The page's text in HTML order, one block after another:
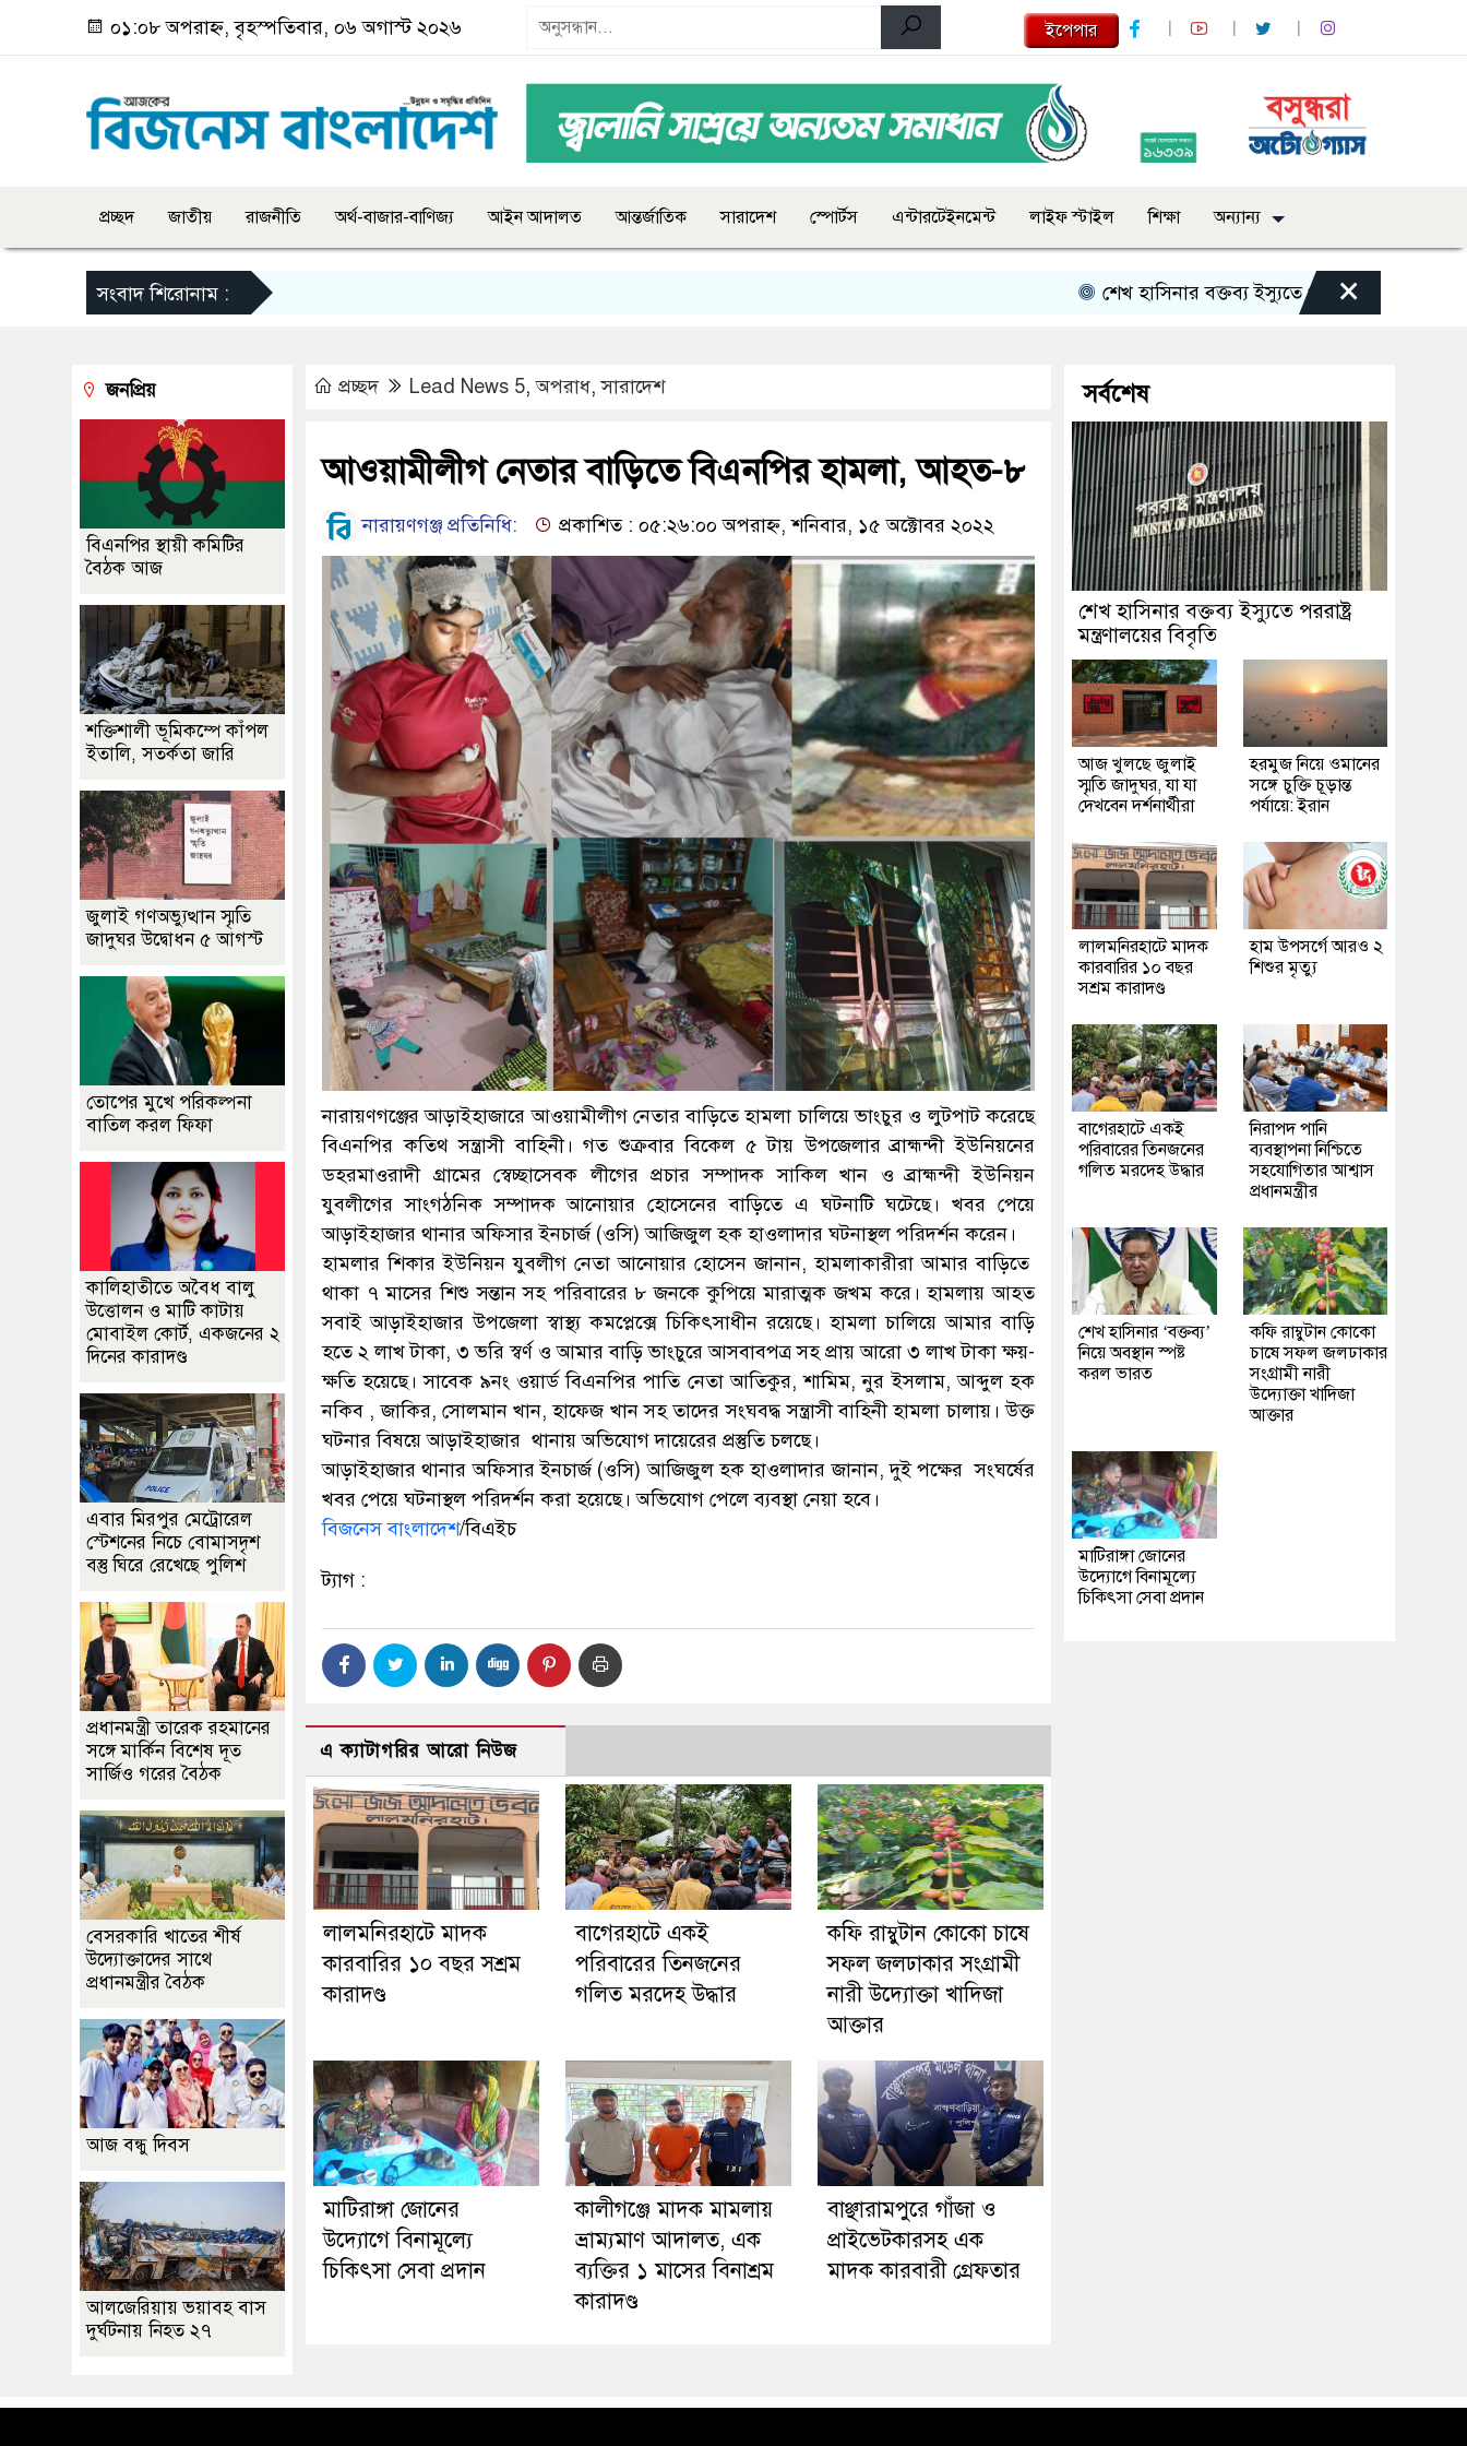
০১:০৮ অপরাহ্ন, বৃহস্পতিবার, ০৬ অগাস্ট ২০২৬ ইপেপার
প্রচ্ছদ জাতীয় রাজনীতি অর্থ-বাজার-বাণিজ্য আইন আদালত আন্তর্জাতিক সারাদেশ স্পোর্টস এন্টারটেইনমেন্ট লাইফ স্টাইল শিক্ষা অন্যান্য
সংবাদ শিরোনাম : শেখ হাসিনার বক্তব্য ইস্যুতে পররাষ্ট্র মন্ত্রণালয়ের বিবৃতি
×
প্রচ্ছদ Lead News 5,অপরাধ,সারাদেশ
আওয়ামীলীগ নেতার বাড়িতে বিএনপির হামলা, আহত-৮
নারায়ণগঞ্জ প্রতিনিধি: প্রকাশিত : ০৫:২৬:০০ অপরাহ্ন, শনিবার, ১৫ অক্টোবর ২০২২
নারায়ণগঞ্জের আড়াইহাজারে আওয়ামীলীগ নেতার বাড়িতে হামলা চালিয়ে ভাংচুর ও লুটপাট করেছে
বিএনপির কতিথ সন্ত্রাসী বাহিনী। গত শুক্রবার বিকেল ৫ টায় উপজেলার ব্রাহ্মন্দী ইউনিয়নের
ডহরমাওরাদী গ্রামের স্বেচ্ছাসেবক লীগের প্রচার সম্পাদক সাকিল খান ও ব্রাহ্মন্দী ইউনিয়ন
যুবলীগের সাংগঠনিক সম্পাদক আনোয়ার হোসেনের বাড়িতে এ ঘটনাটি ঘটেছে। খবর পেয়ে
আড়াইহাজার থানার অফিসার ইনচার্জ (ওসি) আজিজুল হক হাওলাদার ঘটনাস্থল পরিদর্শন করেন।
হামলার শিকার ইউনিয়ন যুবলীগ নেতা আনোয়ার হোসেন জানান, হামলাকারীরা আমার বাড়িতে
থাকা ৭ মাসের শিশু সন্তান সহ পরিবারের ৮ জনকে কুপিয়ে মারাত্মক জখম করে। হামলায় আহত
সবাই আড়াইহাজার উপজেলা স্বাস্থ্য কমপ্লেক্সে চিকিৎসাধীন রয়েছে। হামলা চালিয়ে আমার বাড়ি
হতে ২ লাখ টাকা, ৩ ভরি স্বর্ণ ও আমার বাড়ি ভাংচুরে আসবাবপত্র সহ প্রায় আরো ৩ লাখ টাকা ক্ষয়-
ক্ষতি হয়েছে। সাবেক ৯নং ওয়ার্ড বিএনপির পাতি নেতা আতিকুর, শামিম, নুর ইসলাম, আব্দুল হক
নকিব , জাকির, সোলমান খান, হাফেজ খান সহ তাদের সংঘবদ্ধ সন্ত্রাসী বাহিনী হামলা চালায়। উক্ত
ঘটনার বিষয়ে আড়াইহাজার থানায় অভিযোগ দায়েরের প্রস্তুতি চলছে।
আড়াইহাজার থানার অফিসার ইনচার্জ (ওসি) আজিজুল হক হাওলাদার জানান, দুই পক্ষের সংঘর্ষের
খবর পেয়ে ঘটনাস্থল পরিদর্শন করা হয়েছে। অভিযোগ পেলে ব্যবস্থা নেয়া হবে।
বিজনেস বাংলাদেশ/বিএইচ
ট্যাগ :
এ ক্যাটাগরির আরো নিউজ
লালমনিরহাটে মাদক
কারবারির ১০ বছর সশ্রম
কারাদণ্ড
‎বাগেরহাটে একই
পরিবারের তিনজনের
গলিত মরদেহ উদ্ধার
কফি রাম্বুটান কোকো চাষে
সফল জলঢাকার সংগ্রামী
নারী উদ্যোক্তা খাদিজা
আক্তার
মাটিরাঙ্গা জোনের
উদ্যোগে বিনামূল্যে
চিকিৎসা সেবা প্রদান
কালীগঞ্জে মাদক মামলায়
ভ্রাম্যমাণ আদালত, এক
ব্যক্তির ১ মাসের বিনাশ্রম
কারাদণ্ড
বাঞ্ছারামপুরে গাঁজা ও
প্রাইভেটকারসহ এক
মাদক কারবারী গ্রেফতার
জনপ্রিয়
বিএনপির স্থায়ী কমিটির
বৈঠক আজ
শক্তিশালী ভূমিকম্পে কাঁপল
ইতালি, সতর্কতা জারি
জুলাই গণঅভ্যুত্থান স্মৃতি
জাদুঘর উদ্বোধন ৫ আগস্ট
তোপের মুখে পরিকল্পনা
বাতিল করল ফিফা
কালিহাতীতে অবৈধ বালু
উত্তোলন ও মাটি কাটায়
মোবাইল কোর্ট, একজনের ২
দিনের কারাদণ্ড
এবার মিরপুর মেট্রোরেল
স্টেশনের নিচে বোমাসদৃশ
বস্তু ঘিরে রেখেছে পুলিশ
প্রধানমন্ত্রী তারেক রহমানের
সঙ্গে মার্কিন বিশেষ দূত
সার্জিও গরের বৈঠক
বেসরকারি খাতের শীর্ষ
উদ্যোক্তাদের সাথে
প্রধানমন্ত্রীর বৈঠক
আজ বন্ধু দিবস
আলজেরিয়ায় ভয়াবহ বাস
দুর্ঘটনায় নিহত ২৭
সর্বশেষ
শেখ হাসিনার বক্তব্য ইস্যুতে পররাষ্ট্র
মন্ত্রণালয়ের বিবৃতি
আজ খুলছে জুলাই
স্মৃতি জাদুঘর, যা যা
দেখবেন দর্শনার্থীরা
হরমুজ নিয়ে ওমানের
সঙ্গে চুক্তি চূড়ান্ত
পর্যায়ে: ইরান
লালমনিরহাটে মাদক
কারবারির ১০ বছর
সশ্রম কারাদণ্ড
হাম উপসর্গে আরও ২
শিশুর মৃত্যু
‎বাগেরহাটে একই
পরিবারের তিনজনের
গলিত মরদেহ উদ্ধার
নিরাপদ পানি
ব্যবস্থাপনা নিশ্চিতে
সহযোগিতার আশ্বাস
প্রধানমন্ত্রীর
শেখ হাসিনার ‘বক্তব্য’
নিয়ে অবস্থান স্পষ্ট
করল ভারত
কফি রাম্বুটান কোকো
চাষে সফল জলঢাকার
সংগ্রামী নারী
উদ্যোক্তা খাদিজা
আক্তার
মাটিরাঙ্গা জোনের
উদ্যোগে বিনামূল্যে
চিকিৎসা সেবা প্রদান